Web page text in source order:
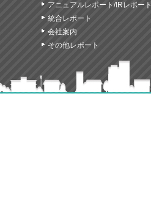
アニュアルレポート/IRレポート
統合レポート
会社案内
その他レポート